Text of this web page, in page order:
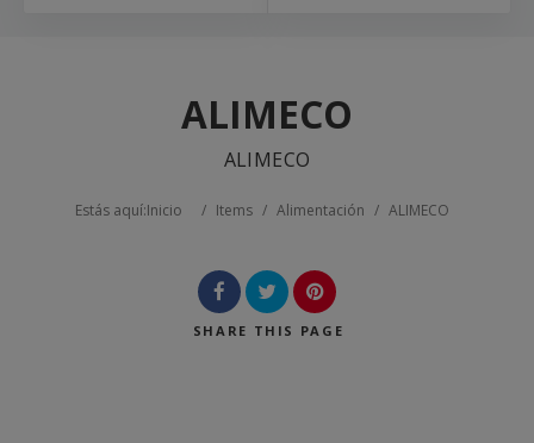
Location
ALIMECO
ALIMECO
Estás aquí:Inicio / Items / Alimentación / ALIMECO
SHARE THIS PAGE